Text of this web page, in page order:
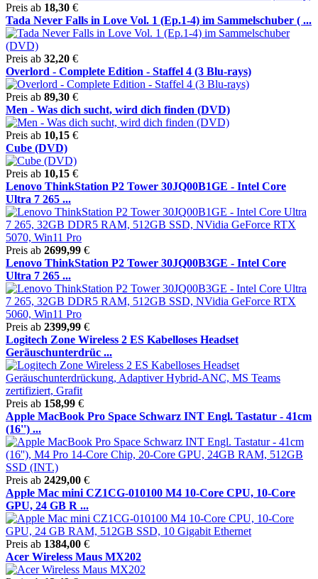
Preis ab 18,30 €
Tada Never Falls in Love Vol. 1 (Ep.1-4) im Sammelschuber ( ...
Preis ab 32,20 €
Overlord - Complete Edition - Staffel 4 (3 Blu-rays)
Preis ab 89,30 €
Men - Was dich sucht, wird dich finden (DVD)
Preis ab 10,15 €
Cube (DVD)
Preis ab 10,15 €
Lenovo ThinkStation P2 Tower 30JQ00B1GE - Intel Core
Ultra 7 265 ...
Preis ab 2699,99 €
Lenovo ThinkStation P2 Tower 30JQ00B3GE - Intel Core
Ultra 7 265 ...
Preis ab 2399,99 €
Logitech Zone Wireless 2 ES Kabelloses Headset
Geräuschunterdrüc ...
Preis ab 158,99 €
Apple MacBook Pro Space Schwarz INT Engl. Tastatur - 41cm
(16'') ...
Preis ab 2429,00 €
Apple Mac mini CZ1CG-010100 M4 10-Core CPU, 10-Core
GPU, 24 GB R ...
Preis ab 1384,00 €
Acer Wireless Maus MX202